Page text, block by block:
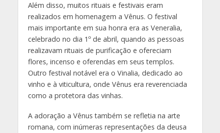
Além disso, muitos rituais e festivais eram
realizados em homenagem a Vênus. O festival
mais importante em sua honra era as Veneralia,
celebrado no dia 1º de abril, quando as pessoas
realizavam rituais de purificação e ofereciam
flores, incenso e oferendas em seus templos.
Outro festival notável era o Vinalia, dedicado ao
vinho e à viticultura, onde Vênus era reverenciada
como a protetora das vinhas.
A adoração a Vênus também se refletia na arte
romana, com inúmeras representações da deusa